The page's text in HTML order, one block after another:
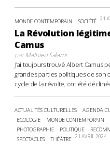
MONDE CONTEMPORAIN SOCIÉTÉ 21
La Révolution
Camus
parMathieu Salami
J’ai toujours trouvé Albert Camus
grandes parties politiques de son
cycle de la révolte, ont été
ACTUALITÉS CULTURELLES AGENDA
ECOLOGIE
MONDE CONTEMPORAIN
PHOTOGRAPHIE
POLITIQUE
SPECTACLES
THÉÂTRE 21 AVRIL 2024